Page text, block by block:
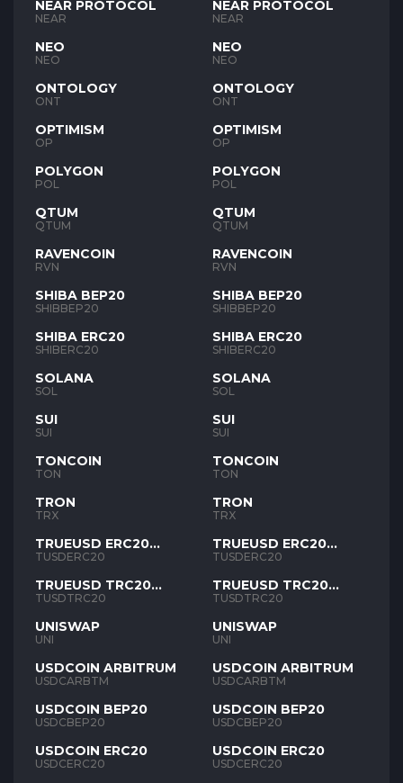
NEAR PROTOCOL
NEAR
NEO
NEO
ONTOLOGY
ONT
OPTIMISM
OP
POLYGON
POL
QTUM
QTUM
RAVENCOIN
RVN
SHIBA BEP20
SHIBBEP20
SHIBA ERC20
SHIBERC20
SOLANA
SOL
SUI
SUI
TONCOIN
TON
TRON
TRX
TRUEUSD ERC20
TUSD
TUSDERC20
TRUEUSD TRC20
TUSD
TUSDTRC20
UNISWAP
UNI
USDCOIN ARBITRUM
USDCARBTM
USDCOIN BEP20
USDCBEP20
USDCOIN ERC20
USDCERC20
NEAR PROTOCOL
NEAR
NEO
NEO
ONTOLOGY
ONT
OPTIMISM
OP
POLYGON
POL
QTUM
QTUM
RAVENCOIN
RVN
SHIBA BEP20
SHIBBEP20
SHIBA ERC20
SHIBERC20
SOLANA
SOL
SUI
SUI
TONCOIN
TON
TRON
TRX
TRUEUSD ERC20
TUSD
TUSDERC20
TRUEUSD TRC20
TUSD
TUSDTRC20
UNISWAP
UNI
USDCOIN ARBITRUM
USDCARBTM
USDCOIN BEP20
USDCBEP20
USDCOIN ERC20
USDCERC20